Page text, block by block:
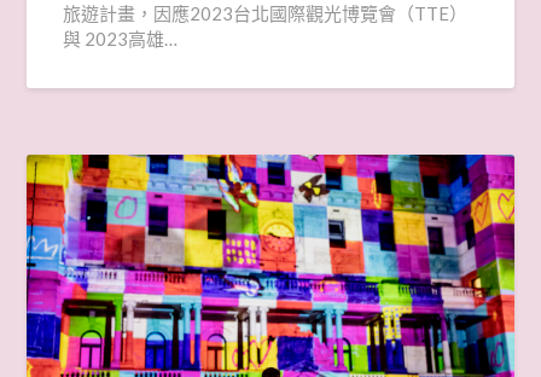
旅遊計畫，因應2023台北國際觀光博覽會（TTE）
與 2023高雄…